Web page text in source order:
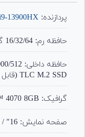
امتیاز
مشتری
پردازنده: 13900HX
حافظه رم: 16/32/64 گیگابایت DDR5 (قابل ارتقا تا 64)
TLC M.2 SSD (قابل ارتقا تا 2ترا)
گرافیک: NVIDIA® GeForce RTX™ 4070 8GB
صفحه نمایش: 16″ / WQXGA /240 Hz/مات